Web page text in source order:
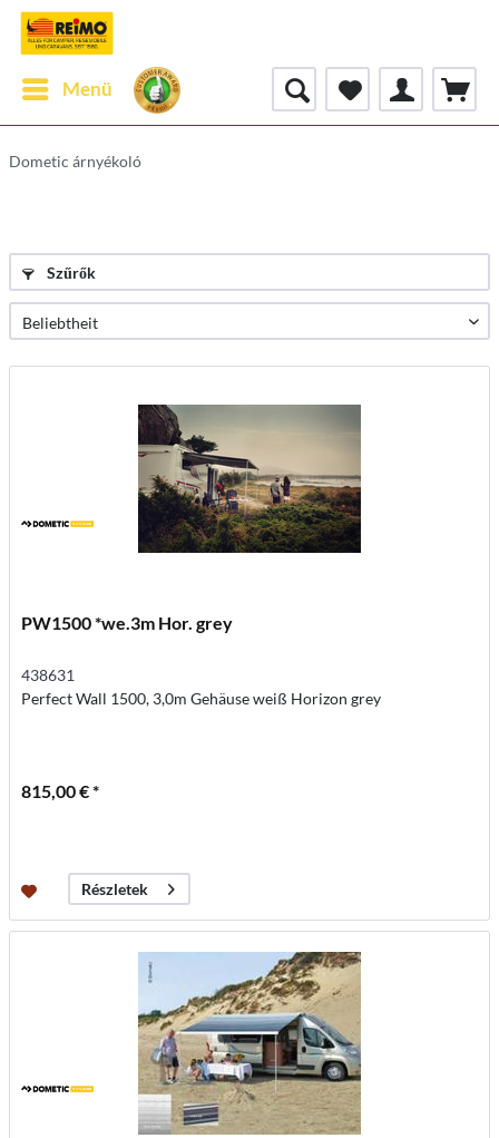
Menü
Dometic árnyékoló
Szűrők
PW1500 *we.3m Hor. grey
438631
Perfect Wall 1500, 3,0m Gehäuse weiß Horizon grey
815,00 € *
Részletek